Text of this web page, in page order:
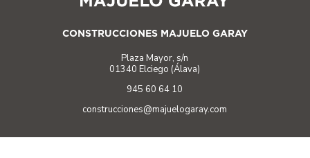
CONSTRUCCIONES MAJUELO GARAY
Plaza Mayor, s/n
01340 Elciego (Álava)
945 60 64 10
construcciones@majuelogaray.com